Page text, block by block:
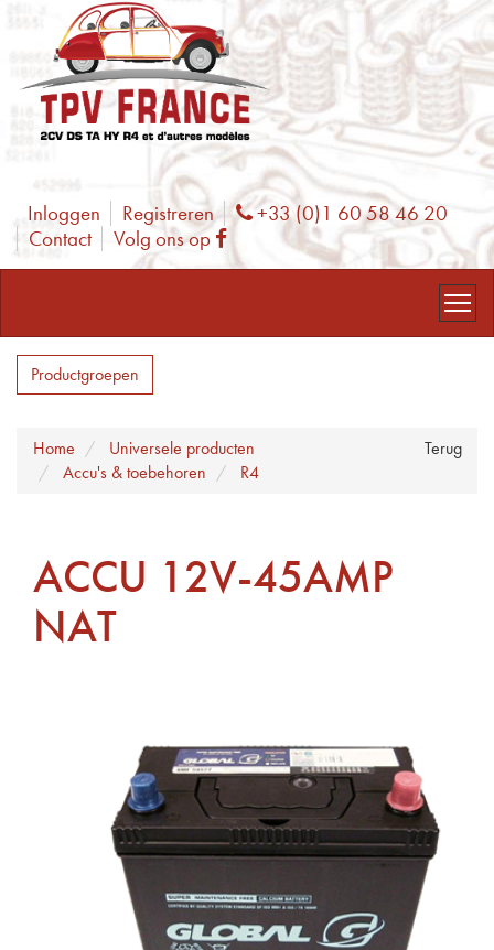
Inloggen Registreren Phone
+33 (0)1 60 58 46 20
Contact
Volg ons op Facebook
Productgroepen
Terug
Home
Universele producten
Accu's & toebehoren
R4
ACCU 12V-45AMP
NAT